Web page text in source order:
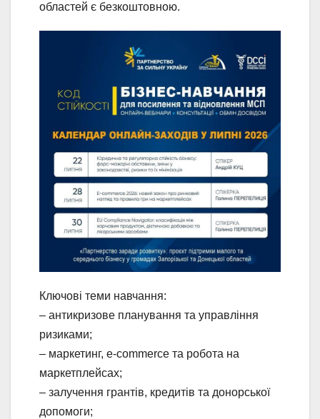
областей є безкоштовною.
Ключові теми навчання:
– антикризове планування та управління
ризиками;
– маркетинг, e-commerce та робота на
маркетплейсах;
– залучення грантів, кредитів та донорської
допомоги;